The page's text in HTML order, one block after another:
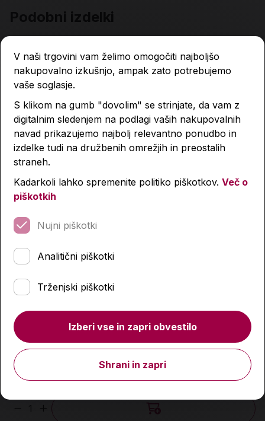
Podobni izdelki
Lahko se..umirim-vodnik za malčke po močnih čustvih
14,99 €
14. 8. 2026*
V naši trgovini vam želimo omogočiti najboljšo
nakupovalno izkušnjo, ampak zato potrebujemo
vaše soglasje.
S klikom na gumb "dovolim" se strinjate, da vam z
digitalnim sledenjem na podlagi vaših nakupovalnih
navad prikazujemo najbolj relevantno ponudbo in
izdelke tudi na družbenih omrežjih in preostalih
straneh.
Kadarkoli lahko spremenite politiko piškotkov. Več o
piškotkih
Nujni piškotki
Analitični piškotki
Trženjski piškotki
Izberi vse in zapri obvestilo
Shrani in zapri